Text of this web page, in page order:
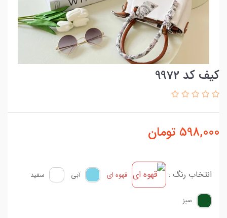
کیف کد 9972
598,000 تومان
انتخاب رنگ : قهوه ای آبی سفید
سبز